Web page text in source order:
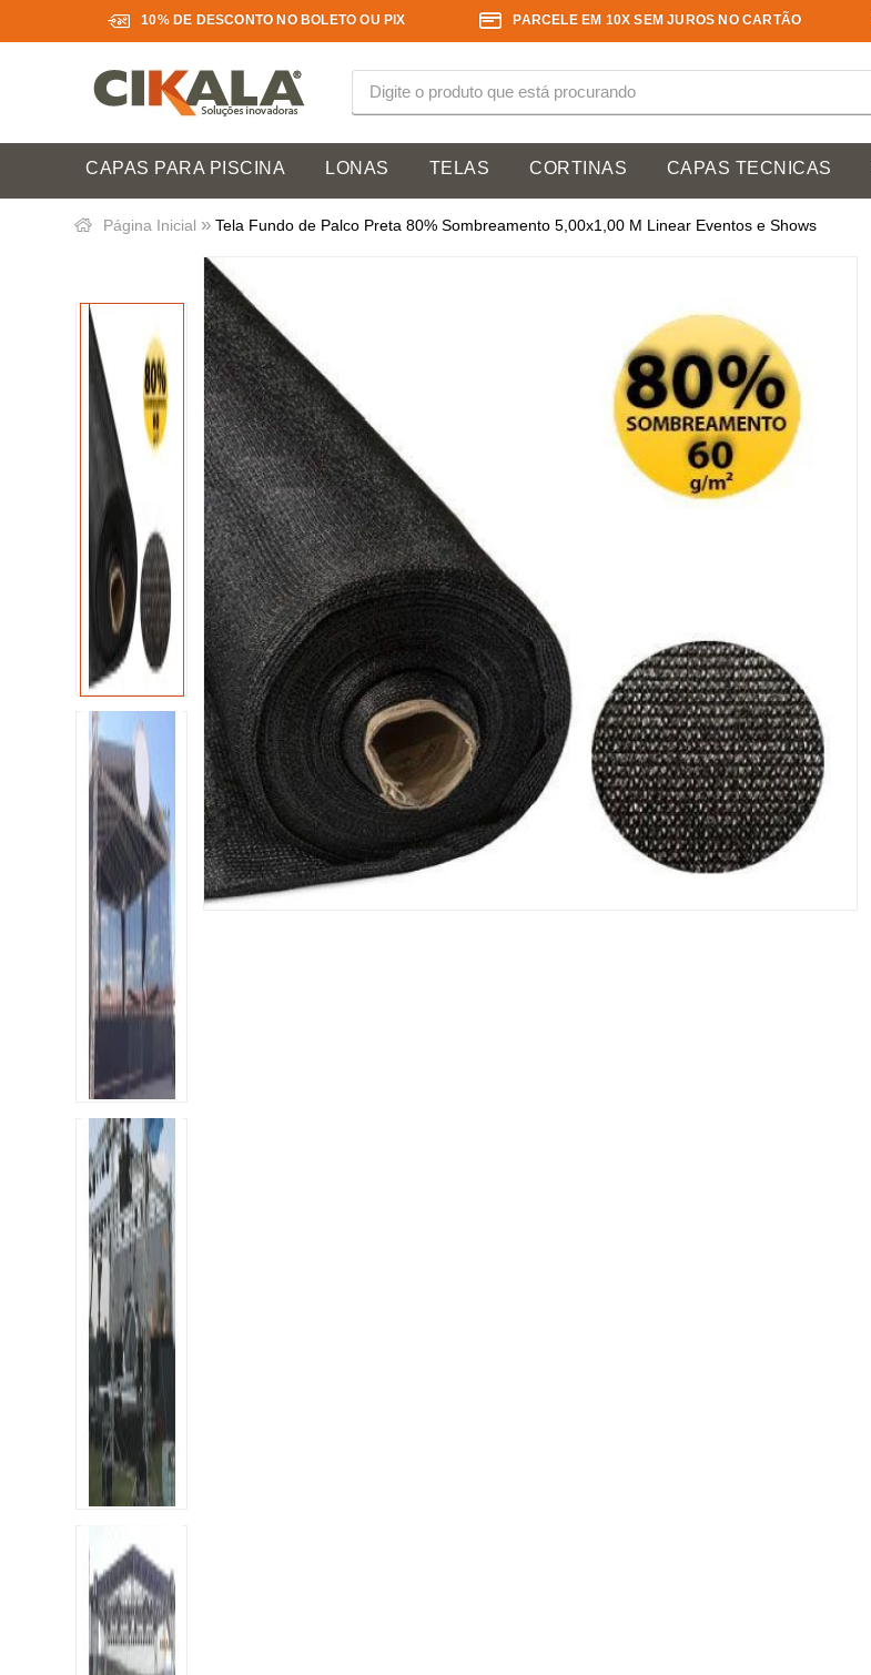
10% DE DESCONTO NO BOLETO OU PIX PARCELE EM 10X SEM JUROS NO CARTÃO
CAPAS PARA PISCINA LONAS TELAS CORTINAS CAPAS TECNICAS
Página Inicial » Tela Fundo de Palco Preta 80% Sombreamento 5,00x1,00 M Linear Eventos e Shows